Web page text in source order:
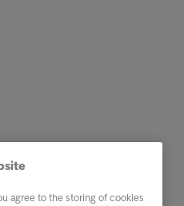
agree to the storing of cookies